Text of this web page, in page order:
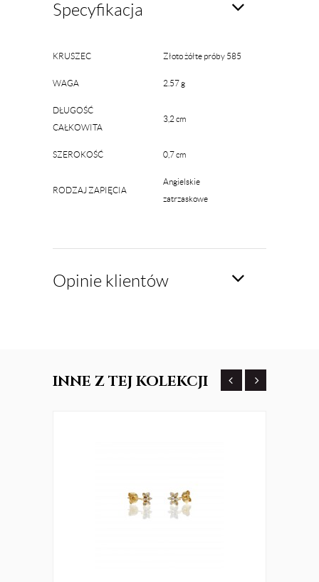
Specyfikacja
KRUSZEC Złoto żółte próby 585
WAGA 2.57 g
DŁUGOŚĆ
CAŁKOWITA
3,2 cm
SZEROKOŚĆ 0,7 cm
RODZAJ ZAPIĘCIA
Angielskie
zatrzaskowe
Opinie klientów
INNE Z TEJ KOLEKCJI